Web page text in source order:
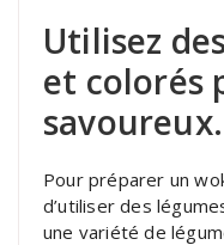
Utilisez
et colorés
savoureux.
Pour préparer un
d’utiliser des
une variété de